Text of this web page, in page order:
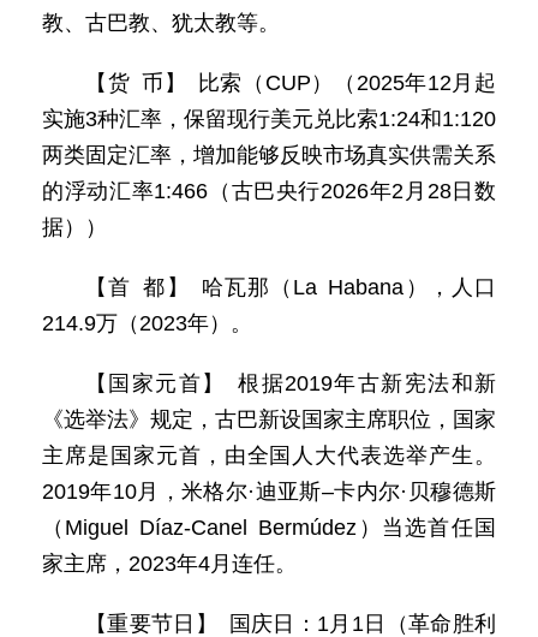
教、古巴教、犹太教等。
【货 币】 比索（CUP）（2025年12月起
实施3种汇率，保留现行美元兑比索1:24和1:120
两类固定汇率，增加能够反映市场真实供需关系
的浮动汇率1:466（古巴央行2026年2月28日数
据））
【首 都】 哈瓦那（La Habana），人口
214.9万（2023年）。
【国家元首】 根据2019年古新宪法和新
《选举法》规定，古巴新设国家主席职位，国家
主席是国家元首，由全国人大代表选举产生。
2019年10月，米格尔·迪亚斯–卡内尔·贝穆德斯
（Miguel Díaz-Canel Bermúdez）当选首任国
家主席，2023年4月连任。
【重要节日】 国庆日：1月1日（革命胜利